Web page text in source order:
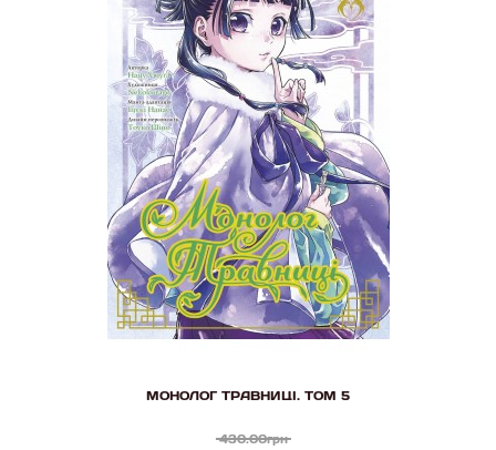
МОНОЛОГ ТРАВНИЦІ. ТОМ 5
430.00грн